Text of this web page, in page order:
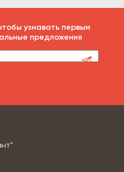
узнавать первым
предложения